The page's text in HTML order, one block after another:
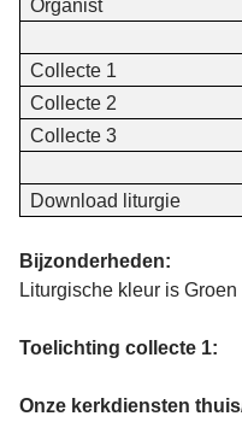
Organist
Collecte 1
Collecte 2
Collecte 3
Download liturgie
Bijzonderheden:
Liturgische kleur is Groen
Toelichting collecte 1:
Onze kerkdiensten